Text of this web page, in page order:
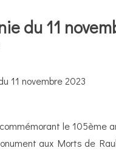
du 11
le 105ème
aux Morts de